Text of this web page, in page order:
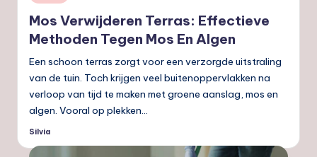
in
Mos Verwijderen Terras: Effectieve
Methoden Tegen Mos En Algen
Een schoon terras zorgt voor een verzorgde uitstraling
van de tuin. Toch krijgen veel buitenoppervlakken na
verloop van tijd te maken met groene aanslag, mos en
algen. Vooral op plekken…
Geplaatst
Silvia